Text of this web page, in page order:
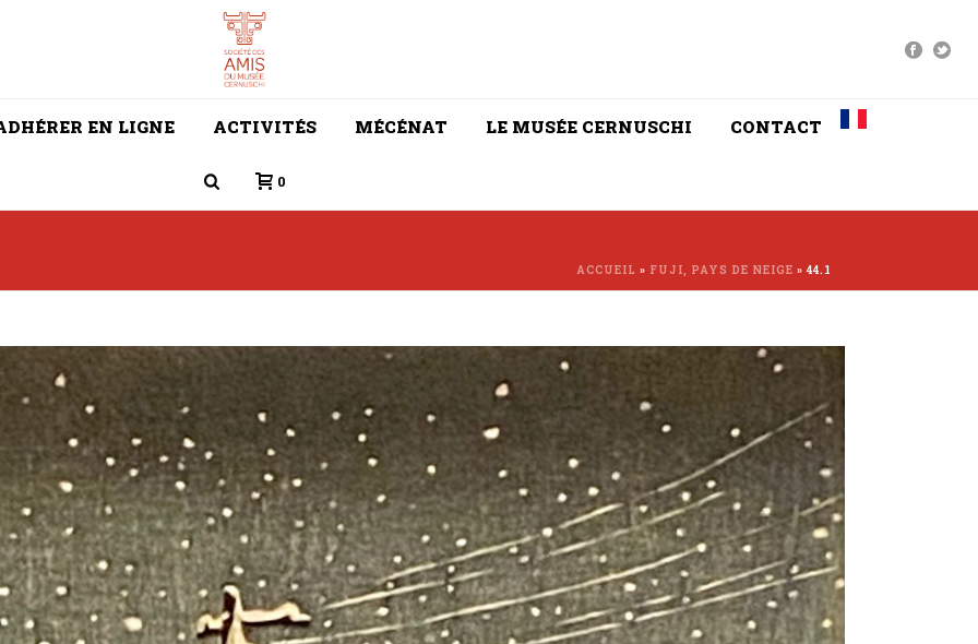
EN LIGNE ACTIVITÉS MÉCÉNAT LE MUSÉE CERNUSCHI CONTACT
0
ACCUEIL » FUJI, PAYS DE NEIGE »44.1